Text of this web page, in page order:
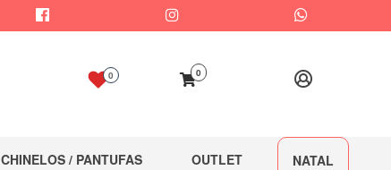
0 0
CHINELOS / PANTUFAS OUTLET NATAL